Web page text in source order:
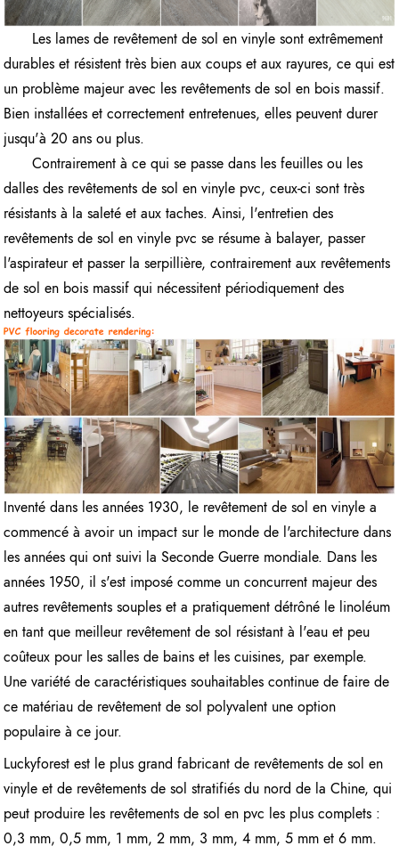
Les lames de revêtement de sol en vinyle sont extrêmement
durables et résistent très bien aux coups et aux rayures, ce qui est
un problème majeur avec les revêtements de sol en bois massif.
Bien installées et correctement entretenues, elles peuvent durer
jusqu'à 20 ans ou plus.
Contrairement à ce qui se passe dans les feuilles ou les
dalles des revêtements de sol en vinyle pvc, ceux-ci sont très
résistants à la saleté et aux taches. Ainsi, l'entretien des
revêtements de sol en vinyle pvc se résume à balayer, passer
l'aspirateur et passer la serpillière, contrairement aux revêtements
de sol en bois massif qui nécessitent périodiquement des
nettoyeurs spécialisés.
Inventé dans les années 1930, le revêtement de sol en vinyle a
commencé à avoir un impact sur le monde de l'architecture dans
les années qui ont suivi la Seconde Guerre mondiale. Dans les
années 1950, il s'est imposé comme un concurrent majeur des
autres revêtements souples et a pratiquement détrôné le linoléum
en tant que meilleur revêtement de sol résistant à l'eau et peu
coûteux pour les salles de bains et les cuisines, par exemple.
Une variété de caractéristiques souhaitables continue de faire de
ce matériau de revêtement de sol polyvalent une option
populaire à ce jour.
Luckyforest est le plus grand fabricant de revêtements de sol en
vinyle et de revêtements de sol stratifiés du nord de la Chine, qui
peut produire les revêtements de sol en pvc les plus complets :
0,3 mm, 0,5 mm, 1 mm, 2 mm, 3 mm, 4 mm, 5 mm et 6 mm.